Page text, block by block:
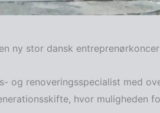
ny stor dansk
og renoveringsspecialist med
hvor